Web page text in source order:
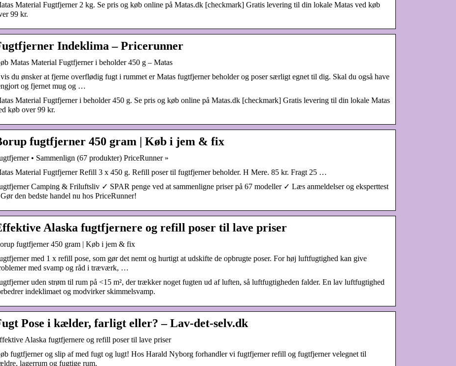
Material Fugtfjerner 2 kg. Se pris og køb online på Matas.dk [checkmark] Gratis levering til din lokale Matas ved køb
99 kr.
Indeklima – Pricerunner
Matas Material Fugtfjerner i beholder 450 g – Matas
du ønsker at fjerne overflødig fugt i rummet er Matas fugtfjerner beholder og poser særligt egnet til dig. Skal du også have
og fjernet mug og …
Material Fugtfjerner i beholder 450 g. Se pris og køb online på Matas.dk [checkmark] Gratis levering til din lokale Matas
køb over 99 kr.
fugtfjerner 450 gram | Køb i jem & fix
• Sammenlign (67 produkter) PriceRunner »
Material Fugtfjerner Refill 3 x 450 g. Refill poser til fugtfjerner beholder. H Mere. 85 kr. Fragt 25 …
Camping & Friluftsliv ✓ SPAR penge ved at sammenligne priser på 67 modeller ✓ Læs anmeldelser og eksperttest
den bedste handel nu hos PriceRunner!
Alaska fugtfjernere og refill poser til lave priser
fugtfjerner 450 gram | Køb i jem & fix
med 1 x refill pose, som gør det nemt og hurtigt at udskifte de opbrugte poser. For høj luftfugtighed kan give
med svamp og råd i træværk, …
uden strøm til rum på <15 m², der trækker noget fugten ud af luften, så luftfugtigheden falder. En lav luftfugtighed
indeklimaet og modvirker skimmelsvamp.
Pose i kælder, farligt eller? – Lav-det-selv.dk
Alaska fugtfjernere og refill poser til lave priser
fugtfjerner og slip af med fugt og lugt! Hos Harald Nyborg forhandler vi fugtfjerner refill og fugtfjerner velegnet til
lagerrum og fugtige rum.